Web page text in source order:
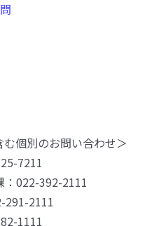
個別のお問い合わせ＞
7211
：022-392-2111
291-2111
1111